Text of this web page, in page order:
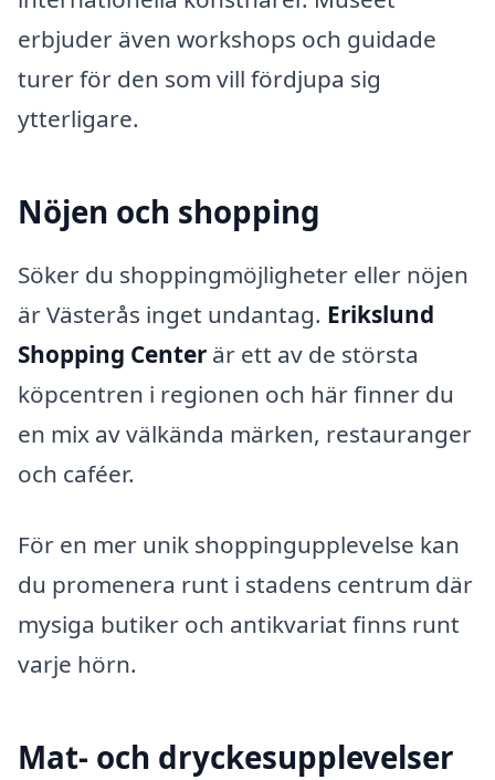
erbjuder även workshops och guidade
turer för den som vill fördjupa sig
ytterligare.
Nöjen och shopping
Söker du shoppingmöjligheter eller nöjen
är Västerås inget undantag. Erikslund
Shopping Center är ett av de största
köpcentren i regionen och här finner du
en mix av välkända märken, restauranger
och caféer.
För en mer unik shoppingupplevelse kan
du promenera runt i stadens centrum där
mysiga butiker och antikvariat finns runt
varje hörn.
Mat- och dryckesupplevelser